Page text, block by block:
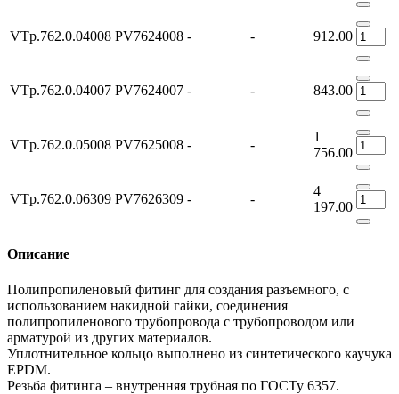
VTp.762.0.04008 PV7624008 - - 912.00
VTp.762.0.04007 PV7624007 - - 843.00
VTp.762.0.05008 PV7625008 - -
1
756.00
VTp.762.0.06309 PV7626309 - -
4
197.00
Описание
Полипропиленовый фитинг для создания разъемного, с
использованием накидной гайки, соединения
полипропиленового трубопровода с трубопроводом или
арматурой из других материалов.
Уплотнительное кольцо выполнено из синтетического каучука
EPDM.
Резьба фитинга – внутренняя трубная по ГОСТу 6357.